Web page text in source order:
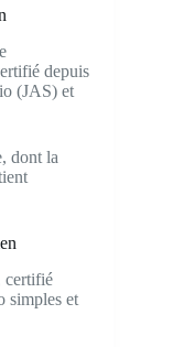
depuis
(JAS) et
dont la
certifié
simples et